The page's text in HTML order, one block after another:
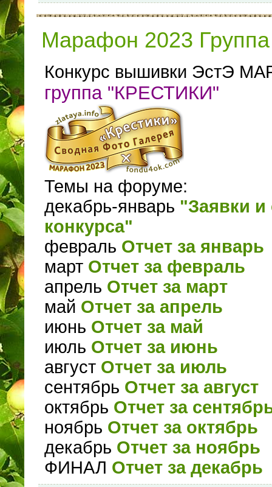
Марафон 2023 Группа
Конкурс вышивки ЭстЭ
группа "КРЕСТИКИ"
Темы на форуме:
декабрь-январь "Заявки и
конкурса"
февраль Отчет за январь
март Отчет за февраль
апрель Отчет за март
май Отчет за апрель
июнь Отчет за май
июль Отчет за июнь
август Отчет за июль
сентябрь Отчет за август
октябрь Отчет за
ноябрь Отчет за октябрь
декабрь Отчет за ноябрь
ФИНАЛ Отчет за декабрь